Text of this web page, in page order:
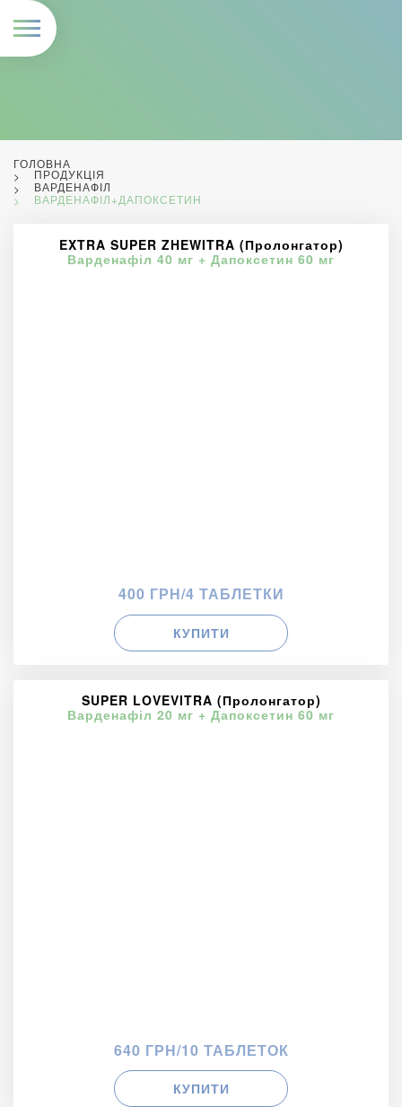
ГОЛОВНА
ПРОДУКЦІЯ
ВАРДЕНАФІЛ
ВАРДЕНАФІЛ+ДАПОКСЕТИН
EXTRA SUPER ZHEWITRA (Пролонгатор)
Варденафіл 40 мг + Дапоксетин 60 мг
400 ГРН/4 ТАБЛЕТКИ
КУПИТИ
SUPER LOVEVITRA (Пролонгатор)
Варденафіл 20 мг + Дапоксетин 60 мг
640 ГРН/10 ТАБЛЕТОК
КУПИТИ